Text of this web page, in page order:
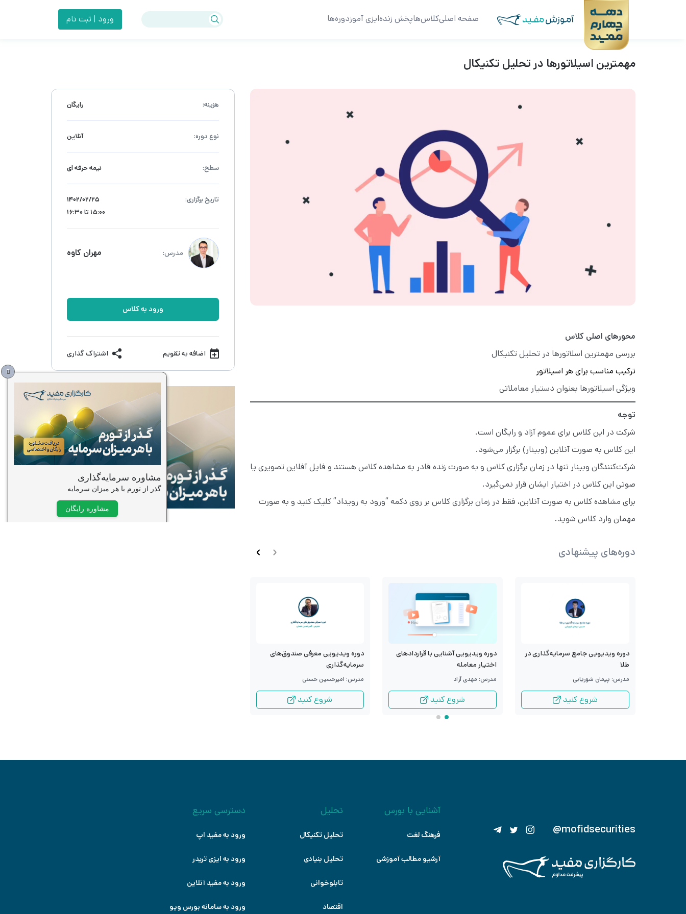
صفحه اصلیکلاس‌هاپخش زندهایزی آموزدوره‌ها ورود | ثبت نام
مهمترین اسیلاتورها در تحلیل تکنیکال
محورهای اصلی کلاس
بررسی مهمترین اسلاتورها در تحلیل تکنیکال
ترکیب مناسب برای هر اسیلاتور
ویژگی اسیلاتورها بعنوان دستیار معاملاتی
توجه
شرکت در این کلاس برای عموم آزاد و رایگان است.
این کلاس به صورت آنلاین (وبینار) برگزار می‌شود.
شرکت‌کنندگان وبینار تنها در زمان برگزاری کلاس و به صورت زنده قادر به مشاهده کلاس هستند و فایل آفلاین تصویری یا
صوتی این کلاس در اختیار ایشان قرار نمی‌گیرد.
برای مشاهده کلاس به صورت آنلاین، فقط در زمان برگزاری کلاس بر روی دکمه “ورود به رویداد” کلیک کنید و به صورت
مهمان وارد کلاس شوید.
دوره‌های پیشنهادی
دوره ویدیویی جامع سرمایه‌گذاری در
طلا
مدرس: پیمان شوریابی
شروع کنید
دوره ویدیویی آشنایی با قراردادهای
اختیار معامله
مدرس: مهدی آزاد
شروع کنید
دوره ویدیویی معرفی صندوق‌های
سرمایه‌گذاری
مدرس: امیرحسین حسنی
شروع کنید
هزینه: رایگان
نوع دوره: آنلاین
سطح: نیمه حرفه ای
تاریخ برگزاری:
۱۴۰۲/۰۲/۲۵
15:00 تا 16:30
مدرس: مهران کاوه
ورود به کلاس
اضافه به تقویم اشتراک گذاری
@mofidsecurities
آشنایی با بورس
فرهنگ لغت
آرشیو مطالب آموزشی
تحلیل
تحلیل تکنیکال
تحلیل بنیادی
تابلوخوانی
اقتصاد
دسترسی سریع
ورود به مفید اپ
ورود به ایزی تریدر
ورود به مفید آنلاین
ورود به سامانه بورس ویو